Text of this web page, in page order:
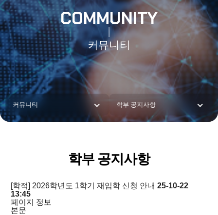
커뮤니티
COMMUNITY
커뮤니티 학부 공지사항
학부 공지사항
[학적] 2026학년도 1학기 재입학 신청 안내25-10-22
13:45
페이지 정보
본문